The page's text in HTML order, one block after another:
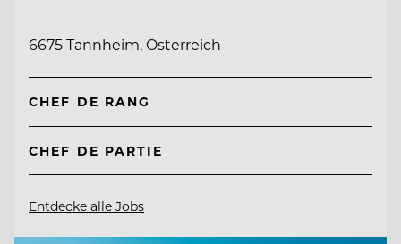
6675 Tannheim, Österreich
CHEF DE RANG
CHEF DE PARTIE
Entdecke alle Jobs